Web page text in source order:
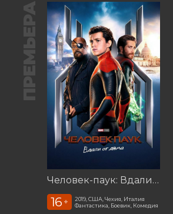
ПРЕМЬЕРА
Человек-паук: Вдали от дома (2019)
16 +
2019, США, Чехия, Италия
Фантастика, Боевик, Комедия